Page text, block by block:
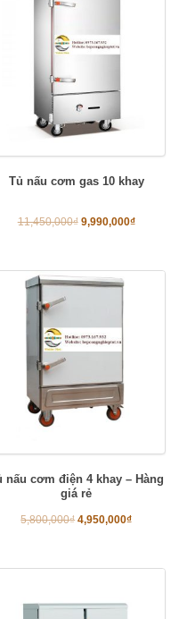
Tủ nấu cơm gas 10 khay
11,450,000₫ 9,990,000₫
nấu cơm điện 4 khay – Hàng
giá rẻ
5,800,000₫ 4,950,000₫